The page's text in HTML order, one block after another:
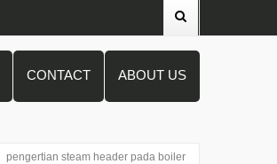
CONTACT ABOUT US
pengertian steam header pada boiler